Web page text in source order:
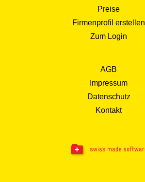
Preise
Firmenprofil erstellen
Zum Login
AGB
Impressum
Datenschutz
Kontakt